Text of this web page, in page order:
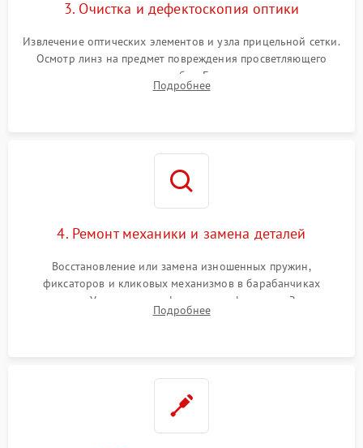
3. Очистка и дефектоскопия оптики
Извлечение оптических элементов и узла прицельной сетки.
Осмотр линз на предмет повреждения просветляющего
покрытия или появления грибка. Бережная очистка стекол
спецрастворами. Проверка целостности гравированной
Подробнее
4. Ремонт механики и замена деталей
Восстановление или замена изношенных пружин,
фиксаторов и кликовых механизмов в барабанчиках
поправок. Устранение люфтов в трансфокаторе. Замена
поврежденных линз, разбитой сетки или восстановление
Подробнее